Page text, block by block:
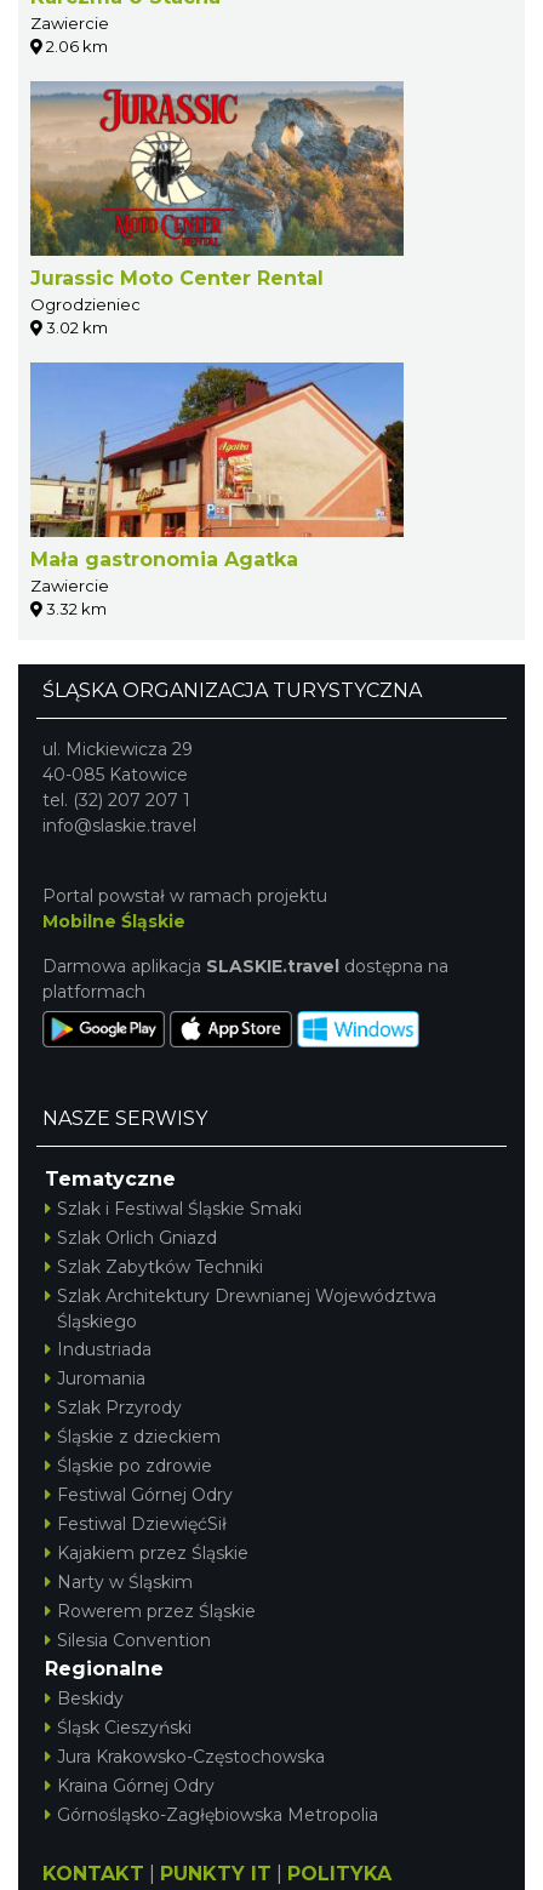
Zawiercie
2.06 km
Jurassic Moto Center Rental
Ogrodzieniec
3.02 km
Mała gastronomia Agatka
Zawiercie
3.32 km
ŚLĄSKA ORGANIZACJA TURYSTYCZNA
ul. Mickiewicza 29
40-085 Katowice
tel. (32) 207 207 1
info@slaskie.travel
Portal powstał w ramach projektu
Mobilne Śląskie
Darmowa aplikacja SLASKIE.travel dostępna na
platformach
NASZE SERWISY
Tematyczne
Szlak i Festiwal Śląskie Smaki
Szlak Orlich Gniazd
Szlak Zabytków Techniki
Szlak Architektury Drewnianej Województwa
Śląskiego
Industriada
Juromania
Szlak Przyrody
Śląskie z dzieckiem
Śląskie po zdrowie
Festiwal Górnej Odry
Festiwal DziewięćSił
Kajakiem przez Śląskie
Narty w Śląskim
Rowerem przez Śląskie
Silesia Convention
Regionalne
Beskidy
Śląsk Cieszyński
Jura Krakowsko-Częstochowska
Kraina Górnej Odry
Górnośląsko-Zagłębiowska Metropolia
KONTAKT PUNKTY IT
POLITYKA